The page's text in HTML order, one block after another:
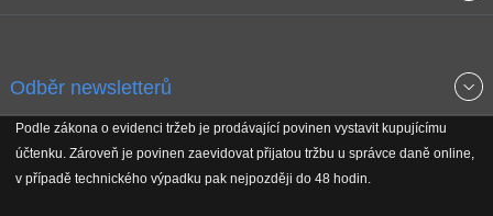
Reklamační řád
Koho podporujeme
Odběr newsletterů
Podle zákona o evidenci tržeb je prodávající povinen vystavit kupujícímu
účtenku. Zároveň je povinen zaevidovat přijatou tržbu u správce daně online,
v případě technického výpadku pak nejpozději do 48 hodin.